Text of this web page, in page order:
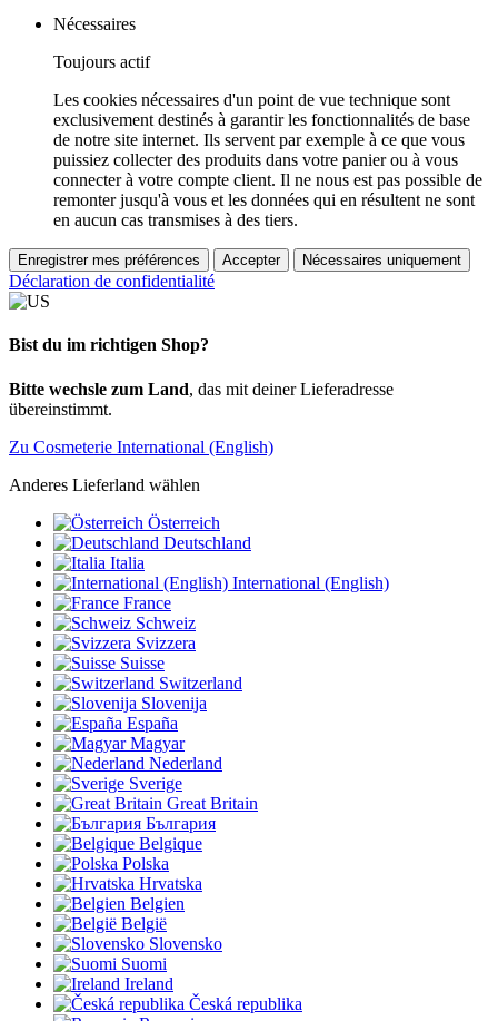
Nécessaires
Toujours actif
Les cookies nécessaires d'un point de vue technique sont
exclusivement destinés à garantir les fonctionnalités de base
de notre site internet. Ils servent par exemple à ce que vous
puissiez collecter des produits dans votre panier ou à vous
connecter à votre compte client. Il ne nous est pas possible de
remonter jusqu'à vous et les données qui en résultent ne sont
en aucun cas transmises à des tiers.
Enregistrer mes préférences Accepter Nécessaires uniquement
Déclaration de confidentialité
Bist du im richtigen Shop?
Bitte wechsle zum Land, das mit deiner Lieferadresse
übereinstimmt.
Zu Cosmeterie International (English)
Anderes Lieferland wählen
Österreich
Deutschland
Italia
International (English)
France
Schweiz
Svizzera
Suisse
Switzerland
Slovenija
España
Magyar
Nederland
Sverige
Great Britain
България
Belgique
Polska
Hrvatska
Belgien
België
Slovensko
Suomi
Ireland
Česká republika